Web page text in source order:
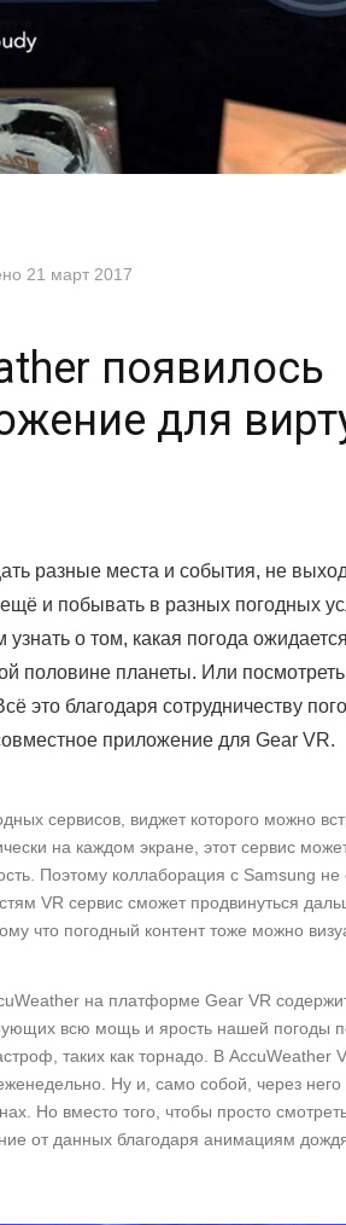
21 март 2017
появилось
для
разные места и события, не
и побывать в разных погодных
о том, какая погода
половине планеты. Или
это благодаря сотрудничеству
приложение для Gear VR.
сервисов, виджет которого можно
на каждом экране, этот сервис
Поэтому коллаборация с Samsung
VR сервис сможет продвинуться
что погодный контент тоже можно
на платформе Gear VR
всю мощь и ярость нашей погоды
таких как торнадо. В AccuWeather
Ну и, само собой, через
Но вместо того, чтобы просто
от данных благодаря анимациям